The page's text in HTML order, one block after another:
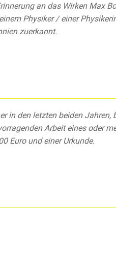
an das Wirken Max
Physiker / einer
zuerkannt.
in den letzten beiden
Arbeit eines oder
Euro und einer Urkunde.